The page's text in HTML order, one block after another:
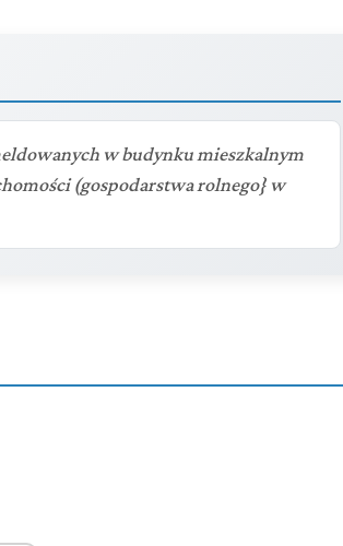
w budynku mieszkalnym
(gospodarstwa rolnego} w